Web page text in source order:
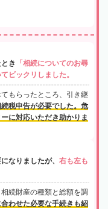
き
「相続についてのお尋
ビックリしました。
もらったところ、引き継
税申告が必要でした。危
に対応いただき助かりま
なりましたが、 右も左も
続財産の種類と総額を調
わせた必要な手続きも紹